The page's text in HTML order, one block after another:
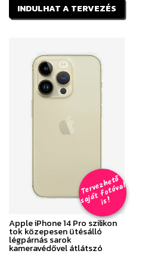
INDULHAT A TERVEZÉS
T
er
v
e
z
h
e
t
ő
s
aj
á
t
f
o
t
ó
v
al
i
s
!
Apple iPhone 14 Pro szilikon
tok közepesen ütésálló
légpárnás sarok
kameravédővel átlátszó